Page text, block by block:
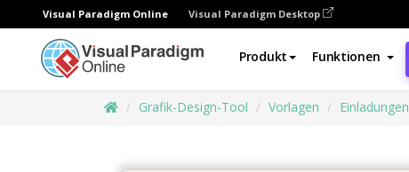
Visual Paradigm Online Visual Paradigm Desktop
Produkt Funktionen
Grafik-Design-Tool Vorlagen Einladungen